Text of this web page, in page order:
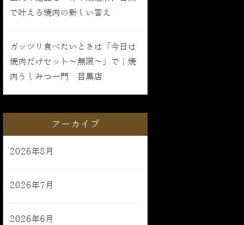
で叶える焼肉の新しい答え
ガッツリ食べたいときは「今日は
焼肉だけセット〜無限〜」で｜焼
肉うしみつ一門 目黒店
アーカイブ
2026年8月
2026年7月
2026年6月